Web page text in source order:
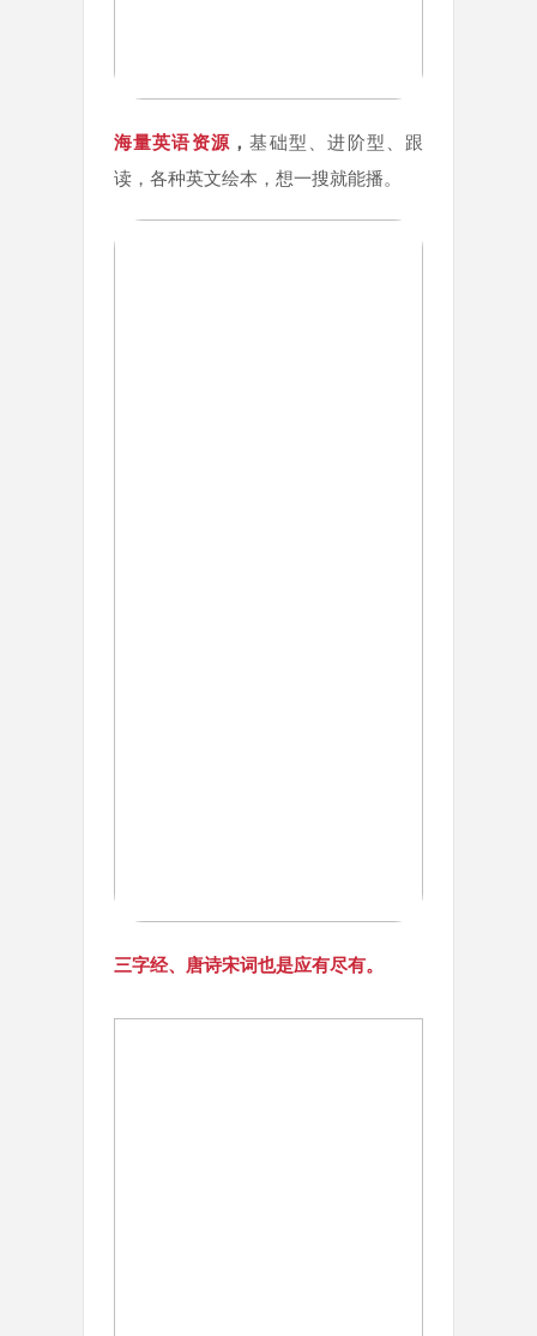
海量英语资源 ，基础型、进阶型、跟
读，各种英文绘本，想一搜就能播。
三字经、唐诗宋词也是应有尽有。